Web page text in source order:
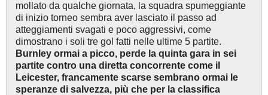
mollato da qualche giornata, la squadra spumeggiante
di inizio torneo sembra aver lasciato il passo ad
atteggiamenti svagati e poco aggressivi, come
dimostrano i soli tre gol fatti nelle ultime 5 partite.
Burnley ormai a picco, perde la quinta gara in sei
partite contro una diretta concorrente come il
Leicester, francamente scarse sembrano ormai le
speranze di salvezza, più che per la classifica